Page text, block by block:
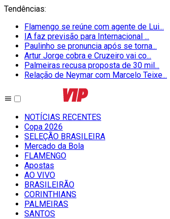
Tendências:
Flamengo se reúne com agente de Lui...
IA faz previsão para Internacional ...
Paulinho se pronuncia após se torna...
Artur Jorge cobra e Cruzeiro vai co...
Palmeiras recusa proposta de 30 mil...
Relação de Neymar com Marcelo Teixe...
NOTÍCIAS RECENTES
Copa 2026
SELEÇÃO BRASILEIRA
Mercado da Bola
FLAMENGO
Apostas
AO VIVO
BRASILEIRÃO
CORINTHIANS
PALMEIRAS
SANTOS